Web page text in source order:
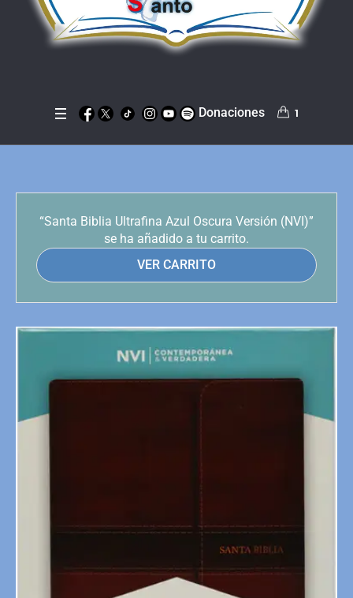
Donaciones 1
“Santa Biblia Ultrafina Azul Oscura Versión (NVI)”
se ha añadido a tu carrito.
VER CARRITO